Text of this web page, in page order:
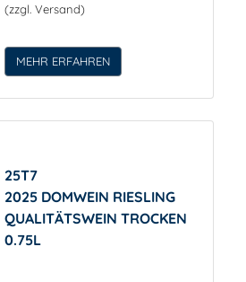
(zzgl. Versand)
MEHR ERFAHREN
25T7
2025 DOMWEIN RIESLING
QUALITÄTSWEIN TROCKEN
0.75L